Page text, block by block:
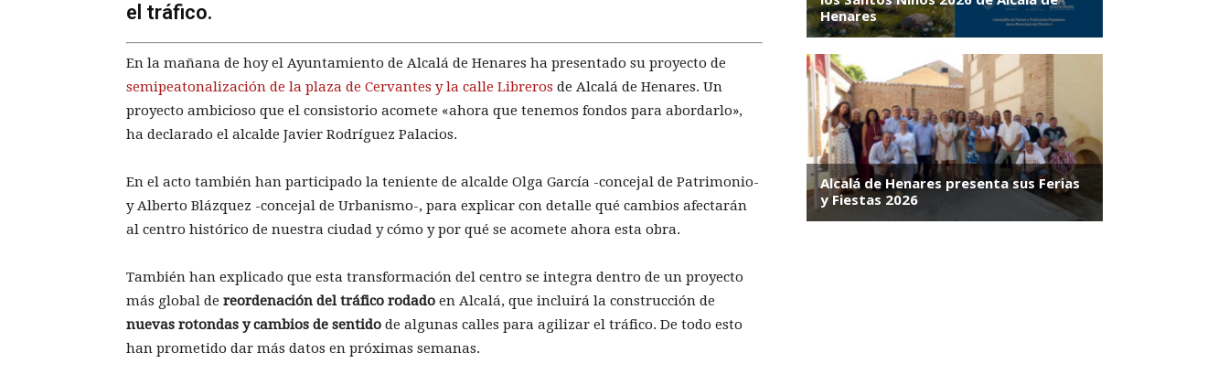
el tráfico.
En la mañana de hoy el Ayuntamiento de Alcalá de Henares ha presentado su proyecto de
semipeatonalización de la plaza de Cervantes y la calle Libreros de Alcalá de Henares. Un
proyecto ambicioso que el consistorio acomete «ahora que tenemos fondos para abordarlo»,
ha declarado el alcalde Javier Rodríguez Palacios.
En el acto también han participado la teniente de alcalde Olga García -concejal de Patrimonio-
y Alberto Blázquez -concejal de Urbanismo-, para explicar con detalle qué cambios afectarán
al centro histórico de nuestra ciudad y cómo y por qué se acomete ahora esta obra.
También han explicado que esta transformación del centro se integra dentro de un proyecto
más global de reordenación del tráfico rodado en Alcalá, que incluirá la construcción de
nuevas rotondas y cambios de sentido de algunas calles para agilizar el tráfico. De todo esto
han prometido dar más datos en próximas semanas.